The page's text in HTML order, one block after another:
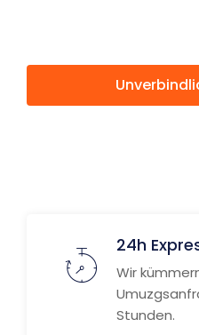
24h
Wir
Stunden.